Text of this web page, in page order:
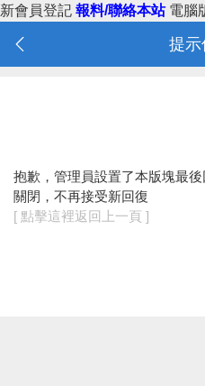
新會員登記 報料/聯絡本站 電腦
提示
抱歉，管理員設置了本版塊最
關閉，不再接受新回復
[ 點擊這裡返回上一頁 ]